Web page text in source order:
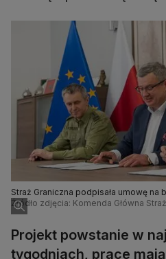
Straż Graniczna podpisała umowę na
Źródło zdjęcia: Komenda Główna
Projekt powstanie w
tygodniach, prace